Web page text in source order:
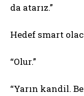
da atarız.”
Hedef smart
“Olur.”
“Yarın kandil.